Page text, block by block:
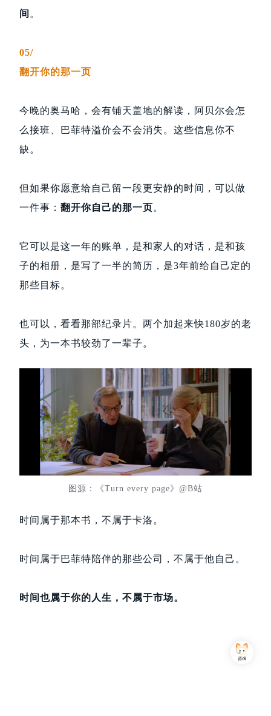
间 。
05/
翻开你的那一页
今晚的奥马哈，会有铺天盖地的解读，阿贝尔会怎
么接班、巴菲特溢价会不会消失。这些信息你不
缺。
但如果你愿意给自己留一段更安静的时间，可以做
一件事： 翻开你自己的那一页。
它可以是这一年的账单，是和家人的对话，是和孩
子的相册，是写了一半的简历，是3年前给自己定的
那些目标。
也可以，看看那部纪录片。两个加起来快180岁的老
头，为一本书较劲了一辈子。
图源：《Turn every page》@B站
时间属于那本书，不属于卡洛。
时间属于巴菲特陪伴的那些公司，不属于他自己。
时间也属于你的人生，不属于市场。